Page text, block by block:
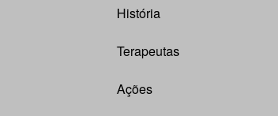
História
Terapeutas
Ações